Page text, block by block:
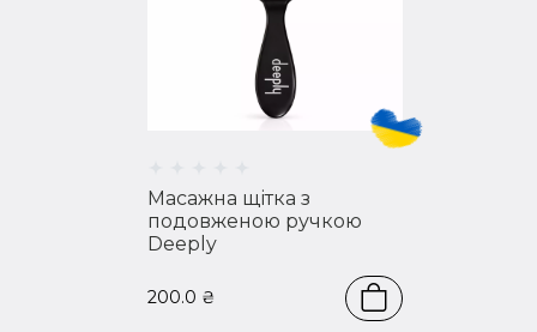
Масажна щітка з
подовженою ручкою
Deeply
200.0 ₴